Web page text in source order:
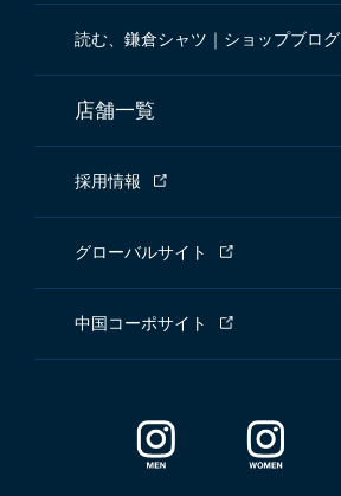
読む、鎌倉シャツ｜ショップブログ
店舗一覧
採用情報
グローバルサイト
中国コーポサイト